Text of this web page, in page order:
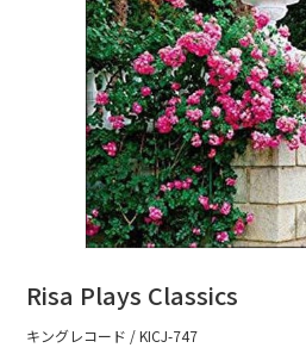
レッスン
YouTube
ブログ
ショップ
Risa Plays Classics
キングレコード / KICJ-747